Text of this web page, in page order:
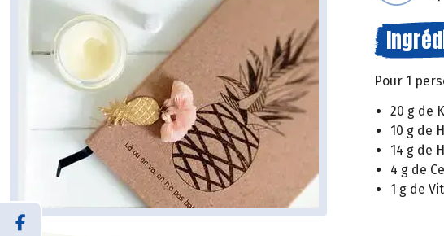
Pour 1
20 g de
10 g de
14 g de
4 g de
1 g de